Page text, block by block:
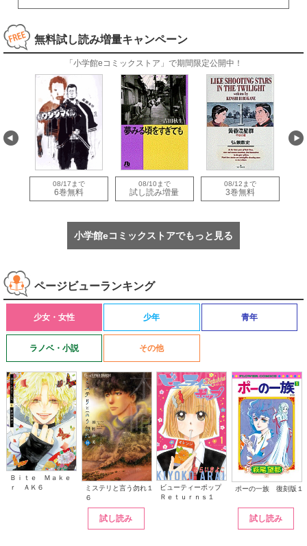
無料試し読み増量キャンペーン
「小学館eコミックストア」で期間限定公開中！
08/17まで
6巻無料
08/10まで
試し読み増量
08/12まで
3巻無料
小学館eコミックストアでもっと見る
ページビューランキング
少女・女性 少年 青年
ラノベ・小説 その他
Ｂｉｔｅ Ｍａｋｅ
ｒ ＡＫ６
ミステリと言う勿れ１
６
試し読み
ビューティーポップ
Ｒｅｔｕｒｎｓ１
ポーの一族 復刻版１
試し読み